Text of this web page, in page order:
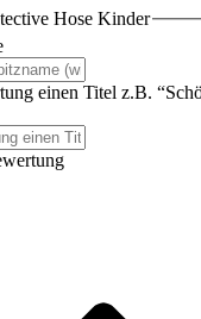
Hose Kinder
einen Titel z.B.